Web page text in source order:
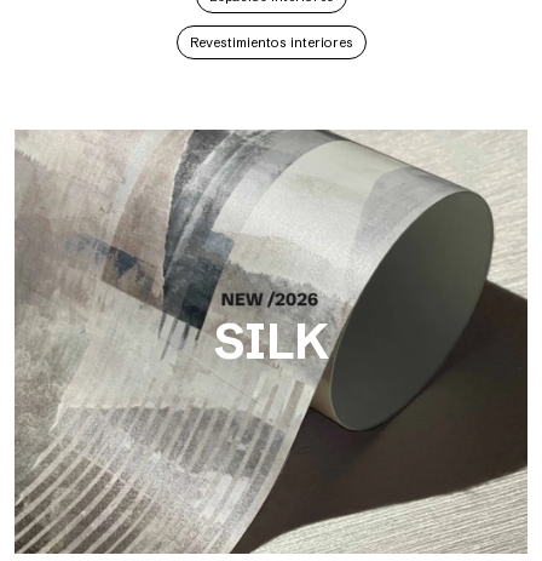
Revestimientos interiores
SILK